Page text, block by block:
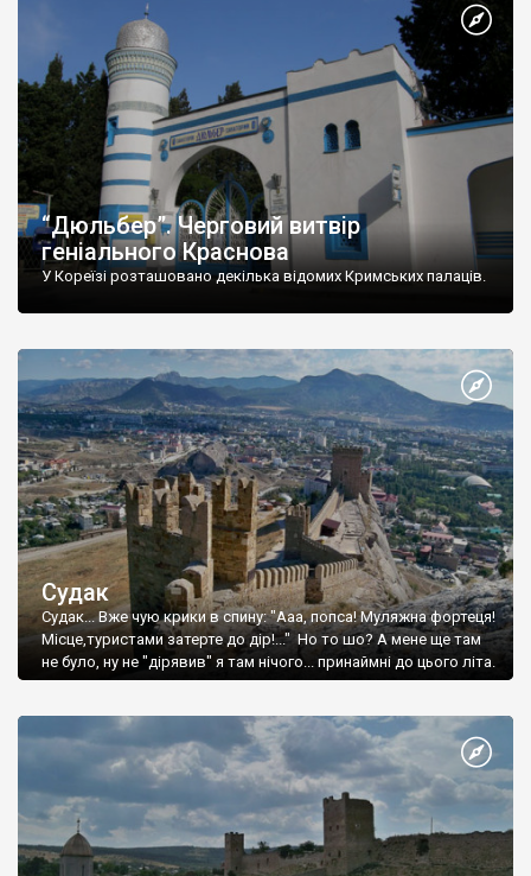
“Дюльбер”. Черговий витвір
геніального Краснова
У Кореїзі розташовано декілька відомих Кримських палаців.
Судак
Судак... Вже чую крики в спину: "Ааа, попса! Муляжна фортеця!
Місце,туристами затерте до дір!..." Но то шо? А мене ще там
не було, ну не "дірявив" я там нічого... принаймні до цього літа.